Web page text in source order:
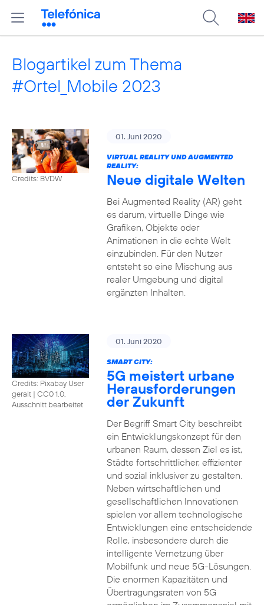
Blogartikel zum Thema
#Ortel_Mobile 2023
Credits: BVDW
01. Juni 2020
VIRTUAL REALITY UND AUGMENTED
REALITY:
Neue digitale Welten
Bei Augmented Reality (AR) geht
es darum, virtuelle Dinge wie
Grafiken, Objekte oder
Animationen in die echte Welt
einzubinden. Für den Nutzer
entsteht so eine Mischung aus
realer Umgebung und digital
ergänzten Inhalten.
Credits: Pixabay User
geralt | CC0 1.0,
Ausschnitt bearbeitet
01. Juni 2020
SMART CITY:
5G meistert urbane
Herausforderungen
der Zukunft
Der Begriff Smart City beschreibt
ein Entwicklungskonzept für den
urbanen Raum, dessen Ziel es ist,
Städte fortschrittlicher, effizienter
und sozial inklusiver zu gestalten.
Neben wirtschaftlichen und
gesellschaftlichen Innovationen
spielen vor allem technologische
Entwicklungen eine entscheidende
Rolle, insbesondere durch die
intelligente Vernetzung über
Mobilfunk und neue 5G-Lösungen.
Die enormen Kapazitäten und
Übertragungsraten von 5G